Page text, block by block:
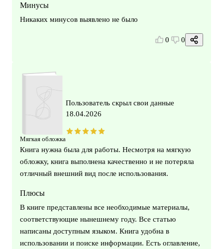
Минусы
Никаких минусов выявлено не было
0 0
Мягкая обложка
Пользователь скрыл свои данные
18.04.2026
Книга нужна была для работы. Несмотря на мягкую
обложку, книга выполнена качественно и не потеряла
отличный внешний вид после использования.
Плюсы
В книге представлены все необходимые материалы,
соответствующие нынешнему году. Все статью
написаны доступным языком. Книга удобна в
использовании и поиске информации. Есть оглавление,